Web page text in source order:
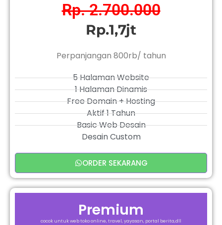
Rp. 2.700.000
Rp.1,7jt
Perpanjangan 800rb/ tahun
5 Halaman Website
1 Halaman Dinamis
Free Domain + Hosting
Aktif 1 Tahun
Basic Web Desain
Desain Custom
ORDER SEKARANG
Premium
cocok untuk web toko online, travel, yayasan, portal berita,dll